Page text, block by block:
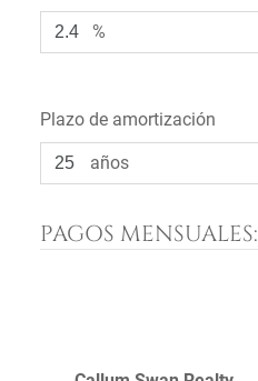
%
Plazo de amortización
años
PAGOS MENSUALES: